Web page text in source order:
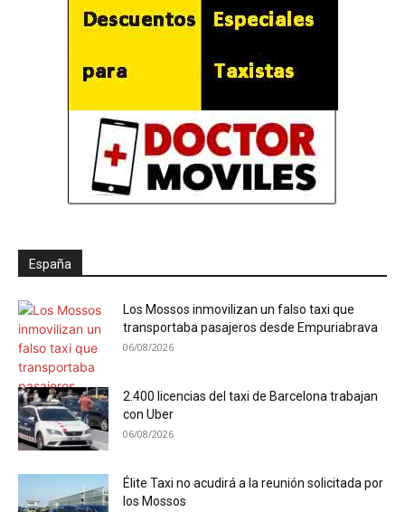
España
Los Mossos inmovilizan un falso taxi que
transportaba pasajeros desde Empuriabrava
06/08/2026
2.400 licencias del taxi de Barcelona trabajan
con Uber
06/08/2026
Élite Taxi no acudirá a la reunión solicitada por
los Mossos